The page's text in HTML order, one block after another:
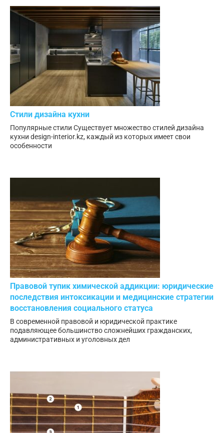
Стили дизайна кухни
Популярные стили Существует множество стилей дизайна
кухни design-interior.kz, каждый из которых имеет свои
особенности
Правовой тупик химической аддикции: юридические
последствия интоксикации и медицинские стратегии
восстановления социального статуса
В современной правовой и юридической практике
подавляющее большинство сложнейших гражданских,
административных и уголовных дел